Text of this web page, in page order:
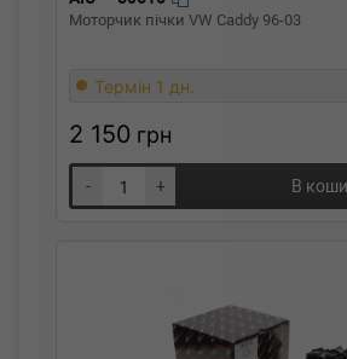
Моторчик пічки VW Caddy 96-03
Термін 1 дн.
2 150 грн
- + В